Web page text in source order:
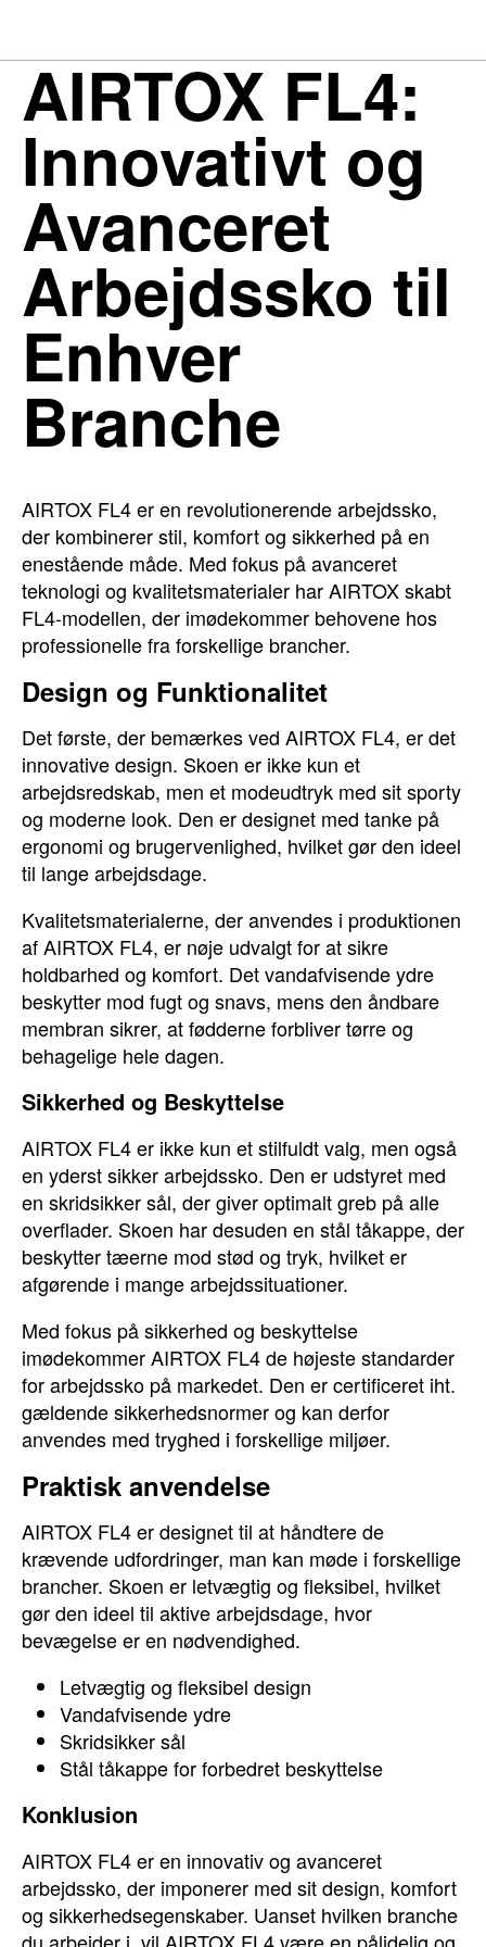
AIRTOX FL4:
Innovativt og
Avanceret
Arbejdssko til
Enhver
Branche
AIRTOX FL4 er en revolutionerende arbejdssko,
der kombinerer stil, komfort og sikkerhed på en
enestående måde. Med fokus på avanceret
teknologi og kvalitetsmaterialer har AIRTOX skabt
FL4-modellen, der imødekommer behovene hos
professionelle fra forskellige brancher.
Design og Funktionalitet
Det første, der bemærkes ved AIRTOX FL4, er det
innovative design. Skoen er ikke kun et
arbejdsredskab, men et modeudtryk med sit sporty
og moderne look. Den er designet med tanke på
ergonomi og brugervenlighed, hvilket gør den ideel
til lange arbejdsdage.
Kvalitetsmaterialerne, der anvendes i produktionen
af AIRTOX FL4, er nøje udvalgt for at sikre
holdbarhed og komfort. Det vandafvisende ydre
beskytter mod fugt og snavs, mens den åndbare
membran sikrer, at fødderne forbliver tørre og
behagelige hele dagen.
Sikkerhed og Beskyttelse
AIRTOX FL4 er ikke kun et stilfuldt valg, men også
en yderst sikker arbejdssko. Den er udstyret med
en skridsikker sål, der giver optimalt greb på alle
overflader. Skoen har desuden en stål tåkappe, der
beskytter tæerne mod stød og tryk, hvilket er
afgørende i mange arbejdssituationer.
Med fokus på sikkerhed og beskyttelse
imødekommer AIRTOX FL4 de højeste standarder
for arbejdssko på markedet. Den er certificeret iht.
gældende sikkerhedsnormer og kan derfor
anvendes med tryghed i forskellige miljøer.
Praktisk anvendelse
AIRTOX FL4 er designet til at håndtere de
krævende udfordringer, man kan møde i forskellige
brancher. Skoen er letvægtig og fleksibel, hvilket
gør den ideel til aktive arbejdsdage, hvor
bevægelse er en nødvendighed.
Letvægtig og fleksibel design
Vandafvisende ydre
Skridsikker sål
Stål tåkappe for forbedret beskyttelse
Konklusion
AIRTOX FL4 er en innovativ og avanceret
arbejdssko, der imponerer med sit design, komfort
og sikkerhedsegenskaber. Uanset hvilken branche